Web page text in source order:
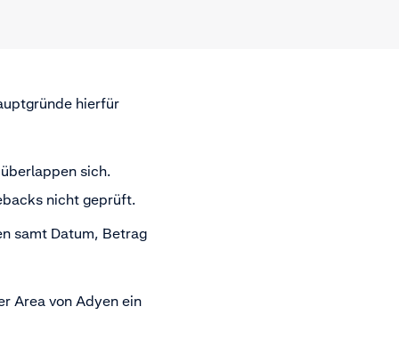
hierfür
sich.
nicht geprüft.
samt Datum, Betrag
Area von Adyen ein